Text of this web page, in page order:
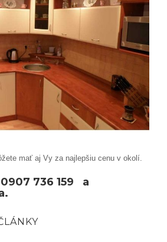
mať aj Vy za najlepšiu cenu v okolí.
736 159 a